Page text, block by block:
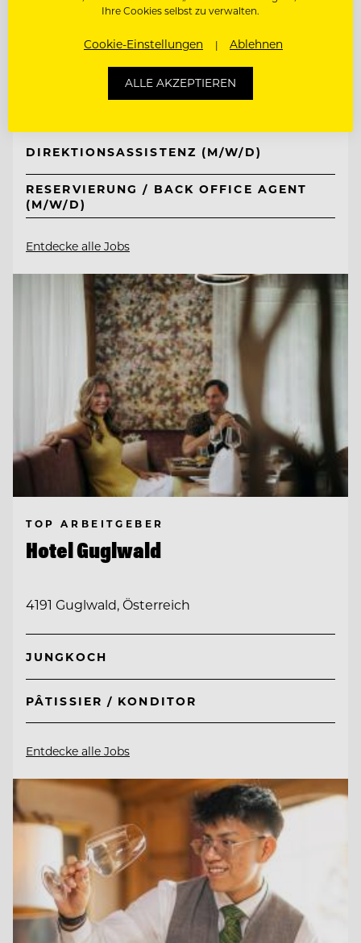
TOP ARBEITGEBER
Tirol Lodge Ellmau
6352 Ellmau, Österreich
DIREKTIONSASSISTENZ (M/W/D)
RESERVIERUNG / BACK OFFICE AGENT
(M/W/D)
Entdecke alle Jobs
TOP ARBEITGEBER
Hotel Guglwald
4191 Guglwald, Österreich
JUNGKOCH
PÂTISSIER / KONDITOR
Entdecke alle Jobs
Ihre Cookies selbst zu verwalten.
Cookie-Einstellungen Ablehnen
ALLE AKZEPTIEREN